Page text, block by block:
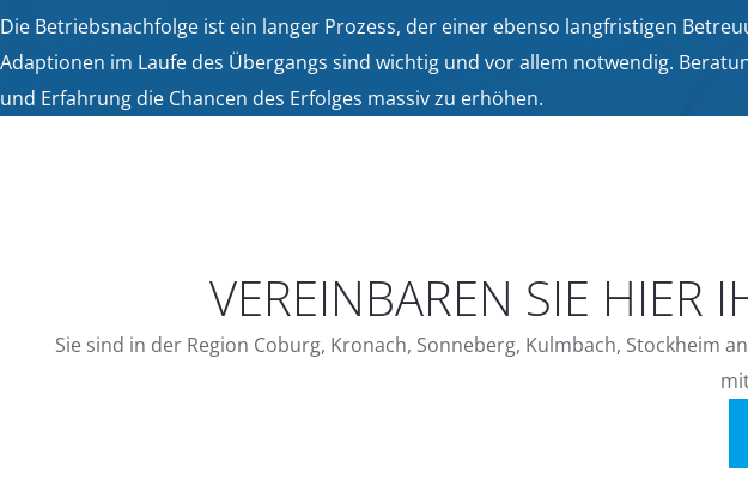
Die Betriebsnachfolge ist ein langer Prozess, der einer ebenso langfristigen
Adaptionen im Laufe des Übergangs sind wichtig und vor allem notwendig.
und Erfahrung die Chancen des Erfolges massiv zu erhöhen.
VEREINBAREN SIE HIER
Sie sind in der Region Coburg, Kronach, Sonneberg, Kulmbach,